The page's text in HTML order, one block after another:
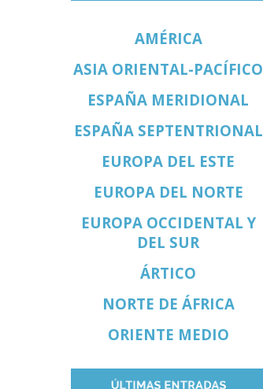
AMÉRICA
ASIA ORIENTAL-PACÍFICO
ESPAÑA MERIDIONAL
ESPAÑA SEPTENTRIONAL
EUROPA DEL ESTE
EUROPA DEL NORTE
EUROPA OCCIDENTAL Y
DEL SUR
ÁRTICO
NORTE DE ÁFRICA
ORIENTE MEDIO